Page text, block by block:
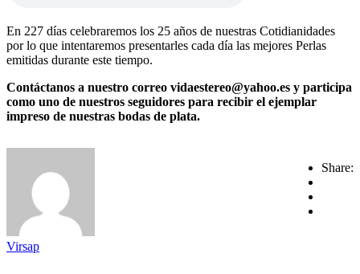
En 227 días celebraremos los 25 años de nuestras Cotidianidades
por lo que intentaremos presentarles cada día las mejores Perlas
emitidas durante este tiempo.
Contáctanos a nuestro correo vidaestereo@yahoo.es y participa
como uno de nuestros seguidores para recibir el ejemplar
impreso de nuestras bodas de plata.
Share:
Virsap